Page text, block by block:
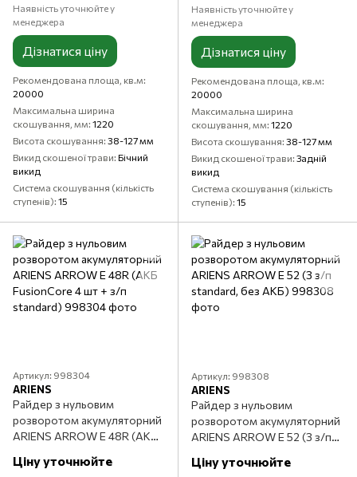
Наявність уточнюйте у
менеджера
Дізнатися ціну
Рекомендована площа, кв.м
20000
Максимальна ширина
скошування, мм 1220
Висота скошування 38-127 мм
Викид скошеної трави Бічний
викид
Система скошування (кількість
ступенів) 15
Наявність уточнюйте у
менеджера
Дізнатися ціну
Рекомендована площа, кв.м
20000
Максимальна ширина
скошування, мм 1220
Висота скошування 38-127 мм
Викид скошеної трави Задній
викид
Система скошування (кількість
ступенів) 15
Артикул: 998304
ARIENS
Райдер з нульовим
розворотом акумуляторний
ARIENS ARROW E 48R (АКБ
standard)
Ціну уточнюйте
Артикул: 998308
ARIENS
Райдер з нульовим
розворотом акумуляторний
ARIENS ARROW E 52 (З з/п
Ціну уточнюйте